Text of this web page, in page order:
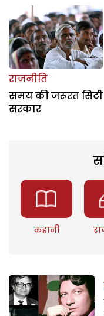
राजनीति
समय की जरूरत सिटी
सरकार
कहानी